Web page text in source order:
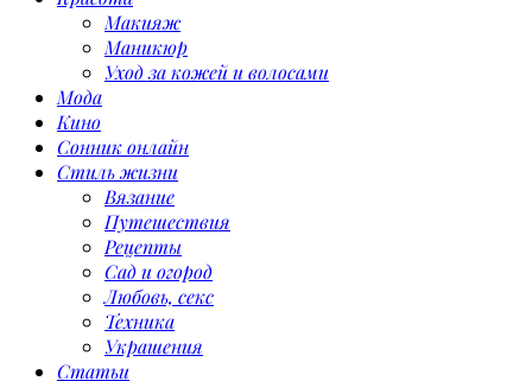
Макияж
Маникюр
Уход за кожей и волосами
Мода
Кино
Сонник онлайн
Стиль жизни
Вязание
Путешествия
Рецепты
Сад и огород
Любовь, секс
Техника
Украшения
Статьи